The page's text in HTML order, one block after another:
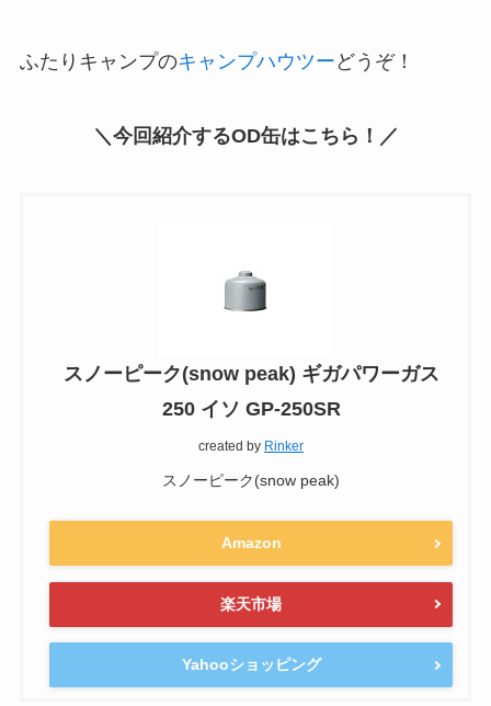
ふたりキャンプのキャンプハウツー どうぞ！
＼今回紹介するOD缶はこちら！／
スノーピーク(snow peak) ギガパワーガス
250 イソ GP-250SR
created by Rinker
スノーピーク(snow peak)
Amazon
楽天市場
Yahooショッピング